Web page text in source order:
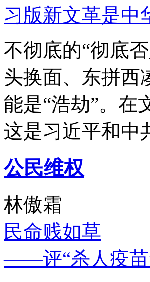
习版新文革是中
不彻底的“彻底
头换面、东拼西
能是“浩劫”。在
这是习近平和中
公民维权
林傲霜
民命贱如草
——评“杀人疫苗